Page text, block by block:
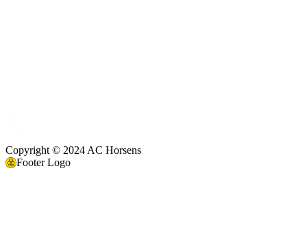
Copyright © 2024 AC Horsens
Footer Logo